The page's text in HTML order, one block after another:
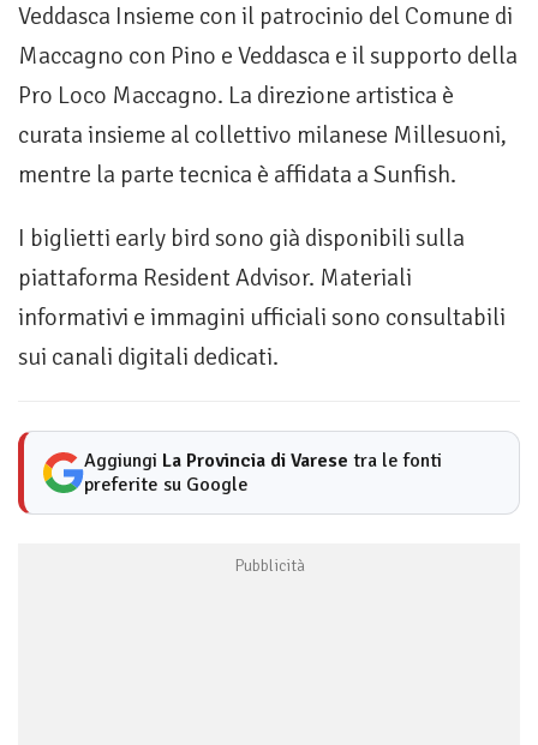
Veddasca Insieme con il patrocinio del Comune di
Maccagno con Pino e Veddasca e il supporto della
Pro Loco Maccagno. La direzione artistica è
curata insieme al collettivo milanese Millesuoni,
mentre la parte tecnica è affidata a Sunfish.
I biglietti early bird sono già disponibili sulla
piattaforma Resident Advisor. Materiali
informativi e immagini ufficiali sono consultabili
sui canali digitali dedicati.
Aggiungi La Provincia di Varese tra le fonti
preferite su Google